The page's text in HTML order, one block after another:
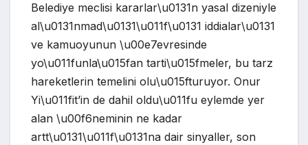
Belediye meclisi kararlar\u0131n yasal dizeniyle
al\u0131nmad\u0131\u011f\u0131 iddialar\u0131
ve kamuoyunun \u00e7evresinde
yo\u011funla\u015fan tarti\u015fmeler, bu tarz
hareketlerin temelini olu\u015fturuyor. Onur
Yi\u011fit’in de dahil oldu\u011fu eylemde yer
alan \u00f6neminin ne kadar
artt\u0131\u011f\u0131na dair sinyaller, son